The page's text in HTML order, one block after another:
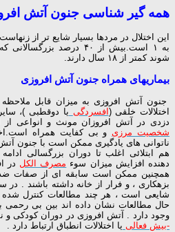
همه گیر شناسی جنون آتش
به ۱ است.بیش از ۴۰ درصد
شوند کمتر از ۱۸ سال دارند.
بیماریهای همراه جنون آتش افروزی
جنون آتش افروزی به میزان قابل
اختلالات خلقی ( افسردگی یا دوقطبی )،
دزدی در آتش افروزان مونث و انواعی از
شخصیت مرزیو بی کفایت همراه
ناتوانی های یادگیری ممکن است با جنون
هم ابتلائی اغلب تا دوران بزرگسالی
دهنده افزایش میزان سوء مصرف الکل در
همچنین ممکن است سابقه ای از صفات ضد
بزهکاری ، و فرار از خانه داشته باشند . در
شایعی است ، هر چند مطالعات کنترل شده
حال مطالعات نشان داده اند بین بی رحمی
وجود دارد . آتش افروزی در دوران کودکی و
-بیش فعالی یا اختلالات انطباق ارتباط دارد .